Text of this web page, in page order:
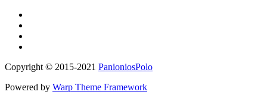
Copyright © 2015-2021 PanioniosPolo
Powered by Warp Theme Framework